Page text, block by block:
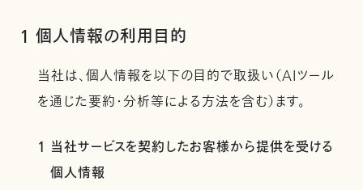
1 個人情報の利用目的
当社は、個人情報を以下の目的で取扱い（AIツール
を通じた要約・分析等による方法を含む）ます。
1 当社サービスを契約したお客様から提供を受ける
個人情報